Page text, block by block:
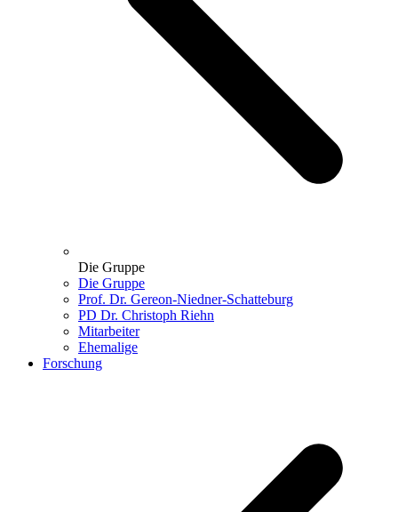
Die Gruppe
Die Gruppe
Prof. Dr. Gereon-Niedner-Schatteburg
PD Dr. Christoph Riehn
Mitarbeiter
Ehemalige
Forschung